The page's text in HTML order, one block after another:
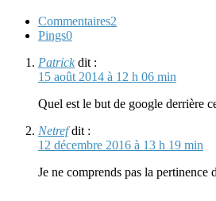
Commentaires2
Pings0
Patrick dit :
15 août 2014 à 12 h 06 min
Quel est le but de google derrière
Netref dit :
12 décembre 2016 à 13 h 19 min
Je ne comprends pas la pertinence